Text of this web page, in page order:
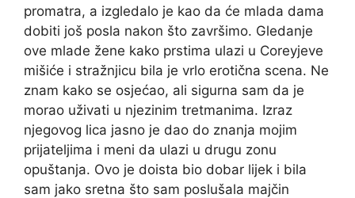
promatra, a izgledalo je kao da će mlada dama
dobiti još posla nakon što završimo. Gledanje
ove mlade žene kako prstima ulazi u Coreyjeve
mišiće i stražnjicu bila je vrlo erotična scena. Ne
znam kako se osjećao, ali sigurna sam da je
morao uživati ​​u njezinim tretmanima. Izraz
njegovog lica jasno je dao do znanja mojim
prijateljima i meni da ulazi u drugu zonu
opuštanja. Ovo je doista bio dobar lijek i bila
sam jako sretna što sam poslušala majčin